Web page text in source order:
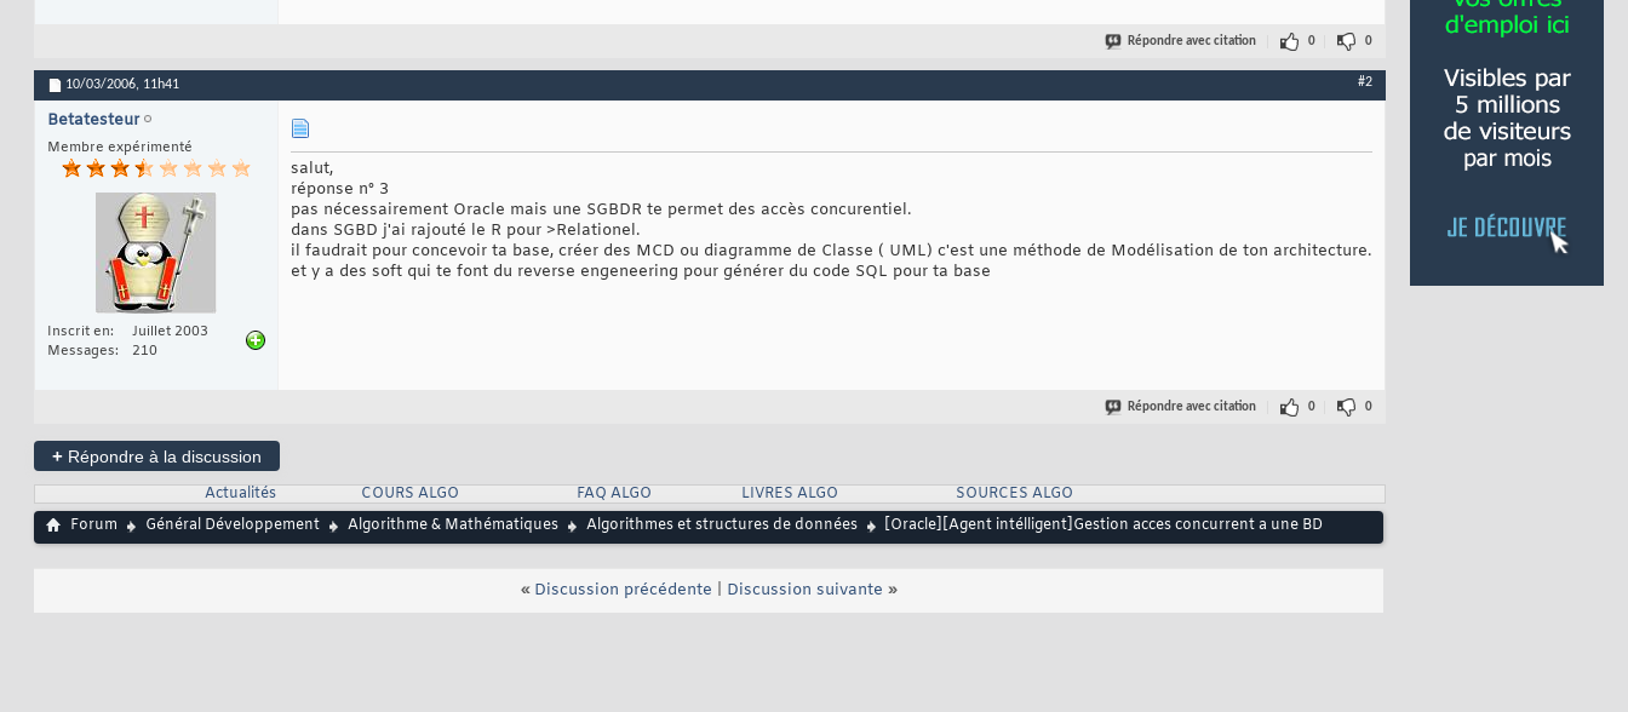
Répondre avec citation 0 0
10/03/2006, 11h41 #2
Betatesteur
Membre expérimenté
Inscrit en
Juillet 2003
Messages
210
salut,
réponse n° 3
pas nécessairement Oracle mais une SGBDR te permet des accès concurentiel.
dans SGBD j'ai rajouté le R pour >Relationel.
il faudrait pour concevoir ta base, créer des MCD ou diagramme de Classe ( UML) c'est une méthode de Modélisation de ton architecture.
et y a des soft qui te font du reverse engeneering pour générer du code SQL pour ta base
Répondre avec citation 0 0
+ Répondre à la discussion
Actualités
COURS ALGO FAQ ALGO LIVRES ALGO
SOURCES ALGO
Forum
Général Développement Algorithme & Mathématiques Algorithmes et structures de données [Oracle][Agent intélligent]Gestion acces concurrent a une BD
« Discussion précédente Discussion suivante »